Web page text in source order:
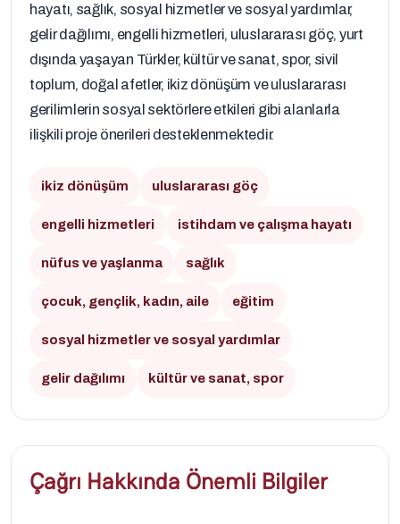
hayatı, sağlık, sosyal hizmetler ve sosyal yardımlar,
gelir dağılımı, engelli hizmetleri, uluslararası göç, yurt
dışında yaşayan Türkler, kültür ve sanat, spor, sivil
toplum, doğal afetler, ikiz dönüşüm ve uluslararası
gerilimlerin sosyal sektörlere etkileri gibi alanlarla
ilişkili proje önerileri desteklenmektedir.
ikiz dönüşüm uluslararası göç
engelli hizmetleri istihdam ve çalışma hayatı
nüfus ve yaşlanma sağlık
çocuk, gençlik, kadın, aile eğitim
sosyal hizmetler ve sosyal yardımlar
gelir dağılımı kültür ve sanat, spor
Çağrı Hakkında Önemli Bilgiler